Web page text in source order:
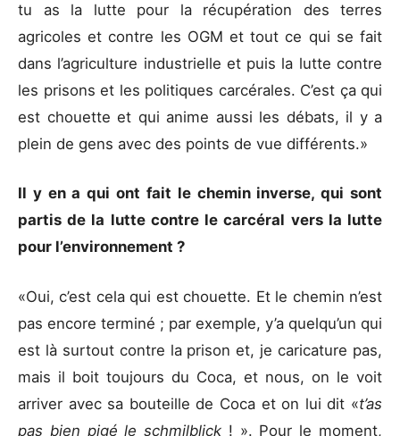
tu as la lutte pour la récupération des terres
agricoles et contre les OGM et tout ce qui se fait
dans l’agriculture industrielle et puis la lutte contre
les prisons et les politiques carcérales. C’est ça qui
est chouette et qui anime aussi les débats, il y a
plein de gens avec des points de vue différents.»
Il y en a qui ont fait le chemin inverse, qui sont
partis de la lutte contre le carcéral vers la lutte
pour l’environnement ?
«Oui, c’est cela qui est chouette. Et le chemin n’est
pas encore terminé ; par exemple, y’a quelqu’un qui
est là surtout contre la prison et, je caricature pas,
mais il boit toujours du Coca, et nous, on le voit
arriver avec sa bouteille de Coca et on lui dit «t’as
pas bien pigé le schmilblick ! ». Pour le moment,